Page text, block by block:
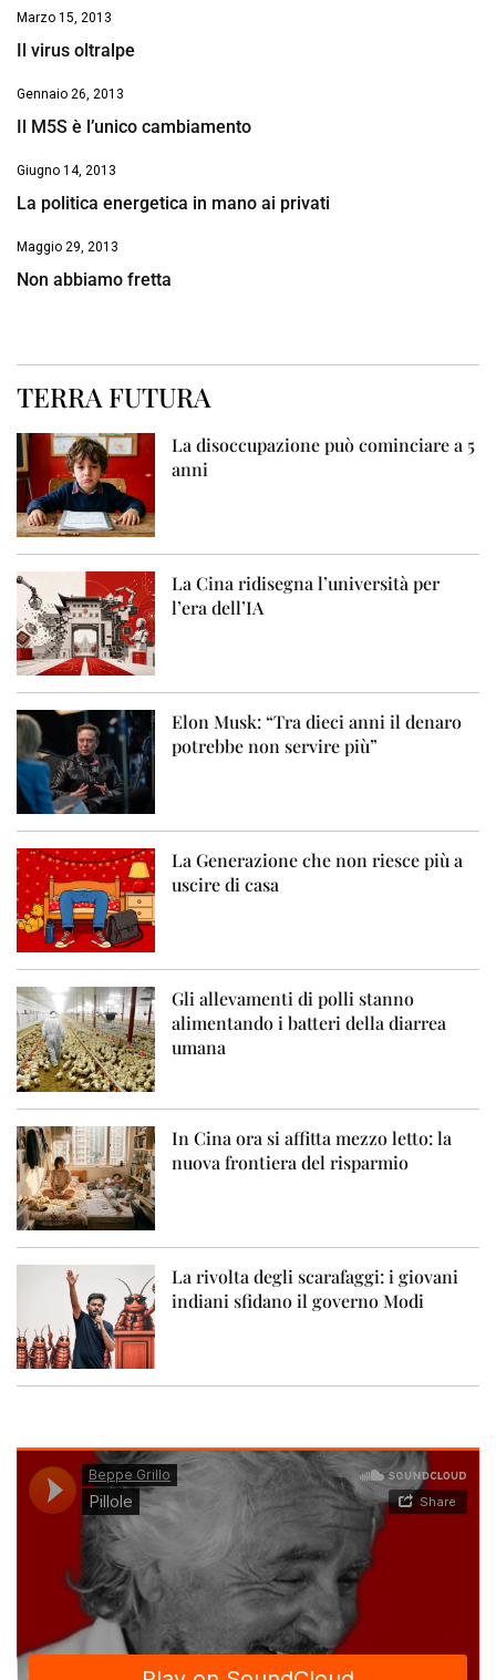
Marzo 15, 2013
Il virus oltralpe
Gennaio 26, 2013
Il M5S è l’unico cambiamento
Giugno 14, 2013
La politica energetica in mano ai privati
Maggio 29, 2013
Non abbiamo fretta
TERRA FUTURA
La disoccupazione può cominciare a 5
anni
La Cina ridisegna l’università per
l’era dell’IA
Elon Musk: “Tra dieci anni il denaro
potrebbe non servire più”
La Generazione che non riesce più a
uscire di casa
Gli allevamenti di polli stanno
alimentando i batteri della diarrea
umana
In Cina ora si affitta mezzo letto: la
nuova frontiera del risparmio
La rivolta degli scarafaggi: i giovani
indiani sfidano il governo Modi